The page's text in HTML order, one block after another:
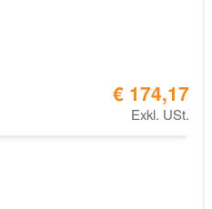
€ 174,17
Exkl. USt.